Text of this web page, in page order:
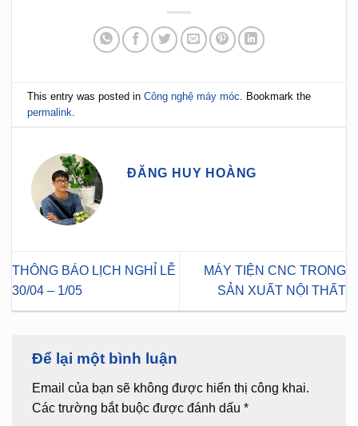
This entry was posted inCông nghệ máy móc . Bookmark the
permalink
ĐĂNG HUY HOÀNG
THÔNG BÁO LỊCH NGHỈ LỄ
30/04 – 1/05
MÁY TIỆN CNC TRONG
SẢN XUẤT NỘI THẤT
Để lại một bình luận
Email của bạn sẽ không được hiển thị công khai.
Các trường bắt buộc được đánh dấu *